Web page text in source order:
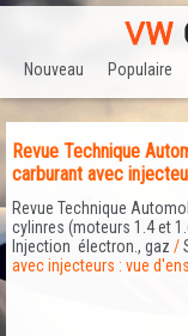
Nouveau Populaire
Revue Technique
carburant avec
Revue Technique
cylinres (moteurs 1.4 et
Injection électron., gaz /
avec injecteurs : vue